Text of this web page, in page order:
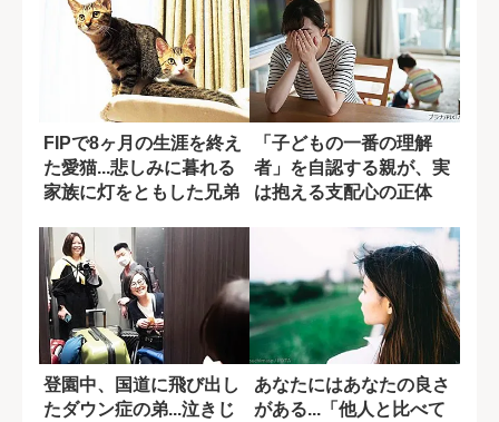
FIPで8ヶ月の生涯を終え
た愛猫...悲しみに暮れる
家族に灯をともした兄弟
「子どもの一番の理解
者」を自認する親が、実
は抱える支配心の正体
登園中、国道に飛び出し
たダウン症の弟...泣きじ
あなたにはあなたの良さ
がある...「他人と比べて